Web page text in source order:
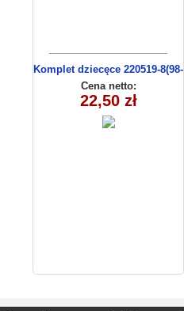
Komplet dziecęce 220519-8(98-
116 m)
Cena netto:
22,50 zł